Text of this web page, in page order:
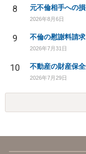
8 元不倫相手への
2026年8月6日
9 不倫の慰謝料請
2026年7月31日
10 不動産の財産保
2026年7月29日